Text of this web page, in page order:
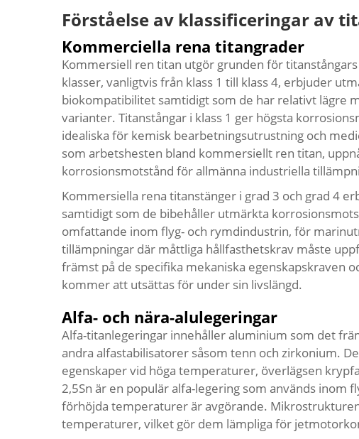
Förståelse av klassificeringar av
Kommerciella rena titangrader
Kommersiell ren titan utgör grunden för
klasser, vanligtvis från klass 1 till klass 4, erbjuder
biokompatibilitet samtidigt som de har relativt lägre
varianter. Titanstångar i klass 1 ger högsta
idealiska för kemisk bearbetningsutrustning och
som arbetshesten bland kommersiellt ren titan,
korrosionsmotstånd för allmänna industriella
Kommersiella rena titanstänger i grad 3 och grad 4
samtidigt som de bibehåller utmärkta
omfattande inom flyg- och rymdindustrin, för
tillämpningar där måttliga hållfasthetskrav måste
främst på de specifika mekaniska egenskapskraven
kommer att utsättas för under sin livslängd.
Alfa- och nära-alulegeringar
Alfa-titanlegeringar innehåller aluminium som det
andra alfastabilisatorer såsom tenn och zirkonium.
egenskaper vid höga temperaturer, överlägsen
2,5Sn är en populär alfa-legering som används inom
förhöjda temperaturer är avgörande.
temperaturer, vilket gör dem lämpliga för